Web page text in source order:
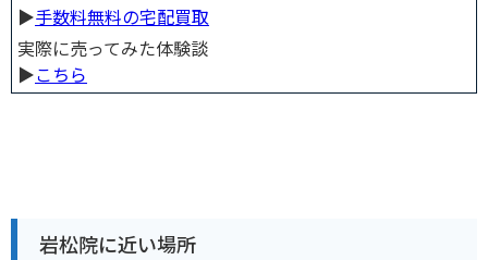
▶︎手数料無料の宅配買取
実際に売ってみた体験談
▶︎こちら
岩松院に近い場所